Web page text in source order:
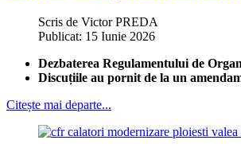
Scris de Victor PREDA
Publicat: 15 Iunie 2026
Dezbaterea Regulamentului de
Discuțiile au pornit de la un
Citește mai departe...